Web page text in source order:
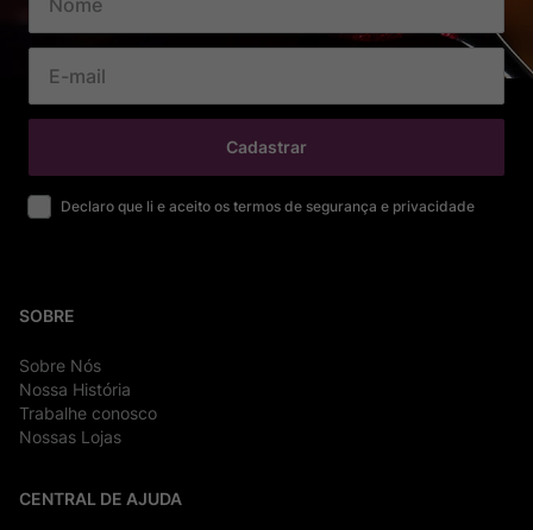
Cadastrar
Declaro que li e aceito os termos de segurança e privacidade
SOBRE
Sobre Nós
Nossa História
Trabalhe conosco
Nossas Lojas
CENTRAL DE AJUDA